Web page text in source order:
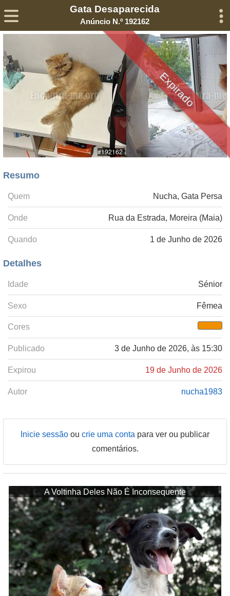
Expirado
Gata Desaparecida
Anúncio N.º 192162
Resumo
Quem Nucha, Gata Persa
Onde Rua da Estrada, Moreira (Maia)
Quando 1 de Junho de 2026
Detalhes
Idade Sénior
Sexo Fêmea
Cores
Publicado 3 de Junho de 2026, às 15:30
Expirou 19 de Junho de 2026
Autor nucha1983
Inicie sessão ou crie uma conta para ver ou publicar
comentários.
A Voltinha Deles Não É Inconsequente
Sobre Declaração de Privacidade Termos de Serviço
©2005-2026 Encontra-me® – Todos os Direitos Reservados